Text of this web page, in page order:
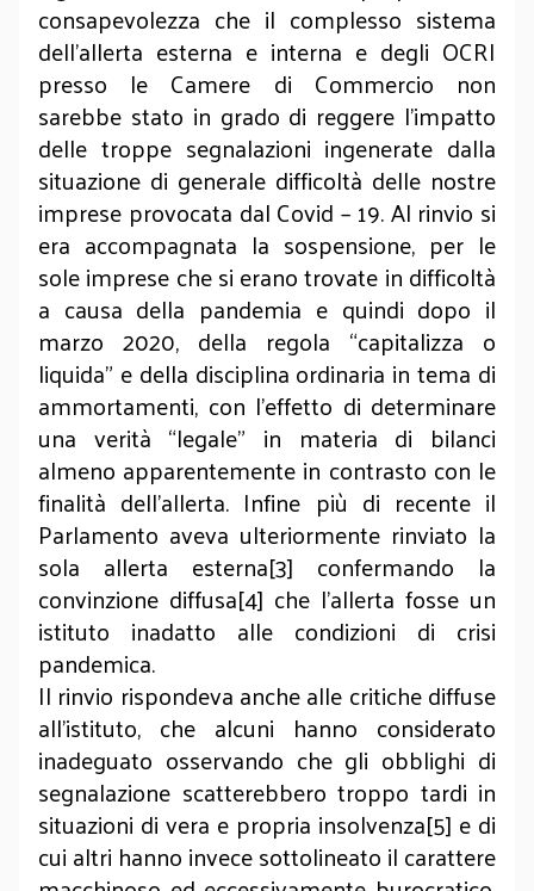
consapevolezza che il complesso sistema
dell’allerta esterna e interna e degli OCRI
presso le Camere di Commercio non
sarebbe stato in grado di reggere l’impatto
delle troppe segnalazioni ingenerate dalla
situazione di generale difficoltà delle nostre
imprese provocata dal Covid – 19. Al rinvio si
era accompagnata la sospensione, per le
sole imprese che si erano trovate in difficoltà
a causa della pandemia e quindi dopo il
marzo 2020, della regola “capitalizza o
liquida” e della disciplina ordinaria in tema di
ammortamenti, con l’effetto di determinare
una verità “legale” in materia di bilanci
almeno apparentemente in contrasto con le
finalità dell’allerta. Infine più di recente il
Parlamento aveva ulteriormente rinviato la
sola allerta esterna[3] confermando la
convinzione diffusa[4] che l’allerta fosse un
istituto inadatto alle condizioni di crisi
pandemica.
Il rinvio rispondeva anche alle critiche diffuse
all’istituto, che alcuni hanno considerato
inadeguato osservando che gli obblighi di
segnalazione scatterebbero troppo tardi in
situazioni di vera e propria insolvenza[5] e di
cui altri hanno invece sottolineato il carattere